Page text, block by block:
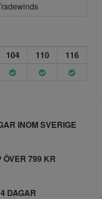
104 110
116
INOM SVERIGE
ÖVER 799 KR
DAGAR